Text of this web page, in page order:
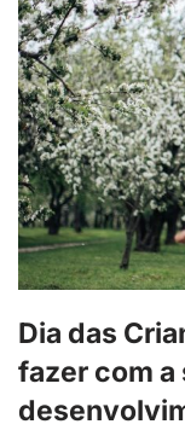
Dia das
fazer com a